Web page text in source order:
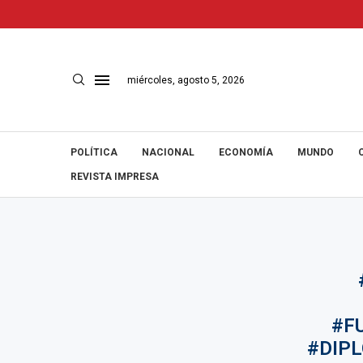
miércoles, agosto 5, 2026
POLÍTICA NACIONAL ECONOMÍA MUNDO
REVISTA IMPRESA